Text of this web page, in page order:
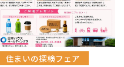
住まいの探検フェア